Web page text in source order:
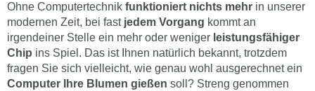
Ohne Computertechnik funktioniert nichts mehr in unserer
modernen Zeit, bei fast jedem Vorgang kommt an
irgendeiner Stelle ein mehr oder weniger leistungsfähiger
Chip ins Spiel. Das ist Ihnen natürlich bekannt, trotzdem
fragen Sie sich vielleicht, wie genau wohl ausgerechnet ein
Computer Ihre Blumen gießen soll? Streng genommen